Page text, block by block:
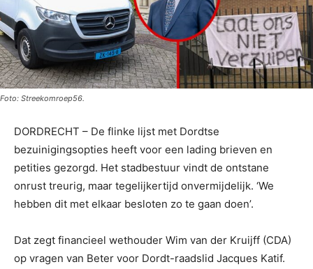
Foto: Streekomroep56.
DORDRECHT – De flinke lijst met Dordtse
bezuinigingsopties heeft voor een lading brieven en
petities gezorgd. Het stadbestuur vindt de ontstane
onrust treurig, maar tegelijkertijd onvermijdelijk. ‘We
hebben dit met elkaar besloten zo te gaan doen’.
Dat zegt financieel wethouder Wim van der Kruijff (CDA)
op vragen van Beter voor Dordt-raadslid Jacques Katif.